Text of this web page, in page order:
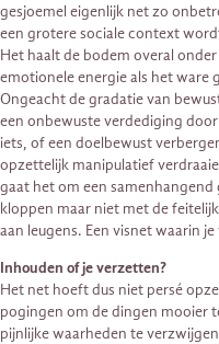
gesjoemel eigenlijk net zo
een grotere sociale context
Het haalt de bodem overal
emotionele energie als het ware
Ongeacht de gradatie van
een onbewuste verdediging
iets, of een doelbewust
opzettelijk manipulatief
gaat het om een
kloppen maar niet met de
aan leugens. Een visnet waarin
Inhouden of je verzetten?
Het net hoeft dus niet persé
pogingen om de dingen mooier
pijnlijke waarheden te